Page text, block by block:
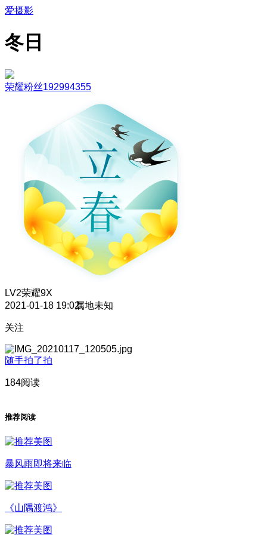
爱摄影
冬日
荣耀粉丝192994355
LV2荣耀9X
2021-01-18 19:02属地未知
关注
随手拍了拍
184阅读
推荐阅读
暴风雨即将来临
《山隅渡鸿》